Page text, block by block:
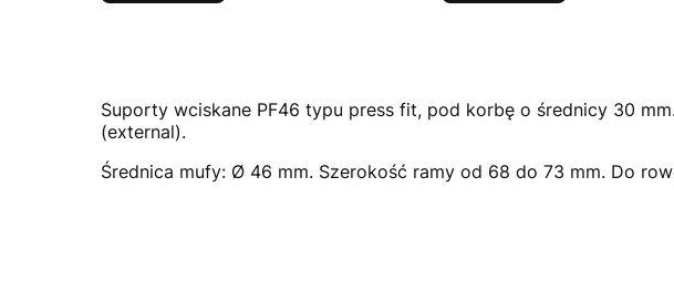
Suporty wciskane PF46 typu press fit, pod korbę o średnicy 30
(external).
Średnica mufy: Ø 46 mm. Szerokość ramy od 68 do 73 mm. Do